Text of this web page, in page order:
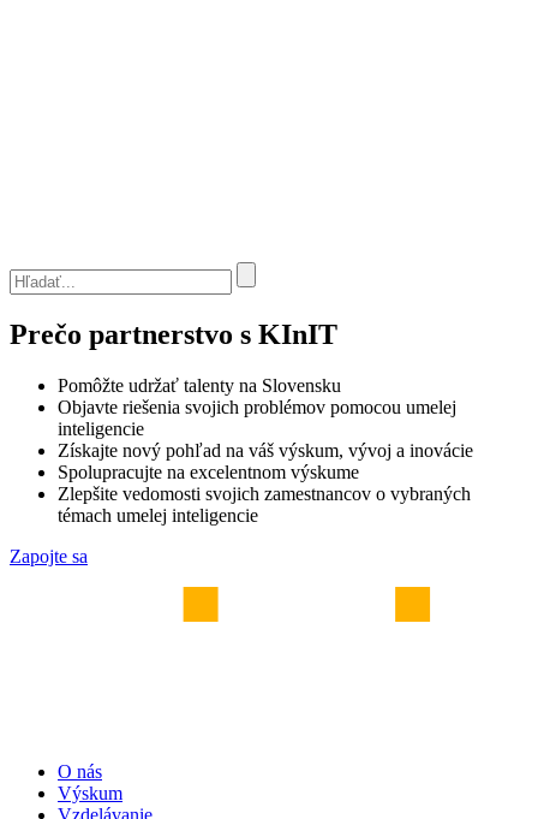
Prečo partnerstvo s KInIT
Pomôžte udržať talenty na Slovensku
Objavte riešenia svojich problémov pomocou umelej
inteligencie
Získajte nový pohľad na váš výskum, vývoj a inovácie
Spolupracujte na excelentnom výskume
Zlepšite vedomosti svojich zamestnancov o vybraných
témach umelej inteligencie
Zapojte sa
O nás
Výskum
Vzdelávanie